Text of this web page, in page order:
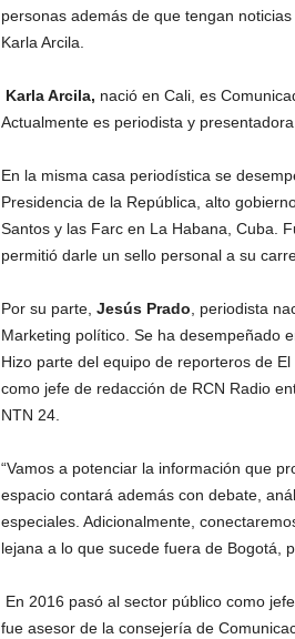
personas además de que tengan
Karla Arcila.
Karla Arcila, nació en Cali, es
Actualmente es periodista y
En la misma casa periodística se
Presidencia de la República, alto
Santos y las Farc en La Habana, Cuba.
permitió darle un sello personal a su
Por su parte, Jesús Prado , periodista
Marketing político. Se ha desempeñado
Hizo parte del equipo de reporteros de
como jefe de redacción de RCN Radio
NTN 24.
“Vamos a potenciar la información que
espacio contará además con debate,
especiales. Adicionalmente,
lejana a lo que sucede fuera de Bogotá,
En 2016 pasó al sector público como
fue asesor de la consejería de